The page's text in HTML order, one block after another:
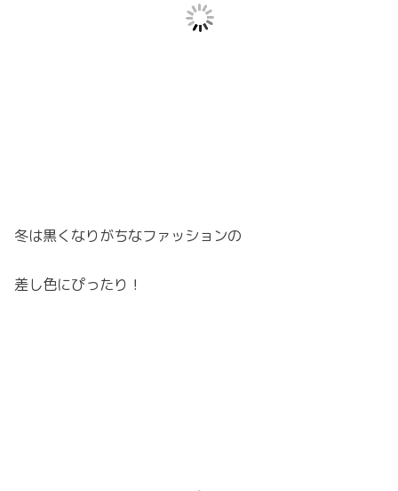
冬は黒くなりがちなファッションの
差し色にぴったり！